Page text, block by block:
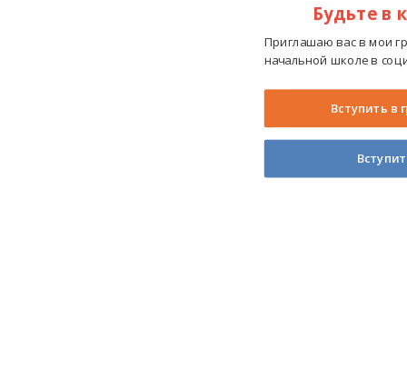
Будьте в
Приглашаю вас в мои
начальной школе в
Вступить в